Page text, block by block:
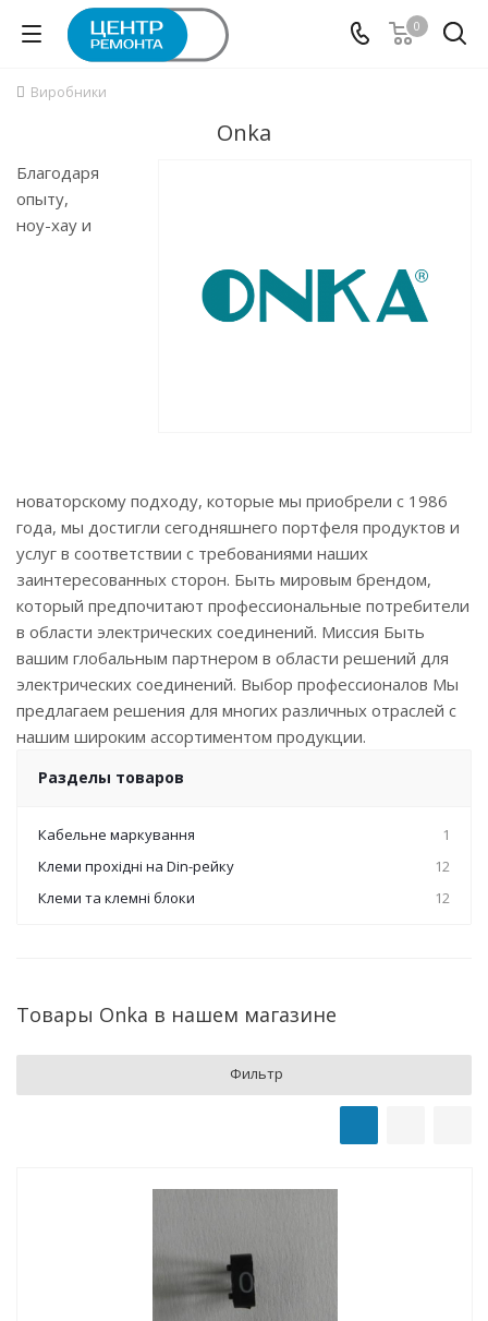
0
Виробники
Onka
Благодаря
опыту,
ноу-хау и
новаторскому подходу, которые мы приобрели с 1986
года, мы достигли сегодняшнего портфеля продуктов и
услуг в соответствии с требованиями наших
заинтересованных сторон. Быть мировым брендом,
который предпочитают профессиональные потребители
в области электрических соединений. Миссия Быть
вашим глобальным партнером в области решений для
электрических соединений. Выбор профессионалов Мы
предлагаем решения для многих различных отраслей с
нашим широким ассортиментом продукции.
Разделы товаров
Кабельне маркування
1
Клеми прохідні на Din-рейку
12
Клеми та клемні блоки
12
Товары Onka в нашем магазине
Фильтр